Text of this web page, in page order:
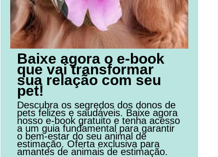
Baixe agora o e-book
que vai transformar
sua relação com seu
pet!
Descubra os segredos dos donos de
pets felizes e saudáveis. Baixe agora
nosso e-book gratuito e tenha acesso
a um guia fundamental para garantir
o bem-estar do seu animal de
estimação. Oferta exclusiva para
amantes de animais de estimação.